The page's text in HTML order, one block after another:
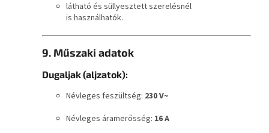
látható és süllyesztett szerelésnél
is használhatók.
9. Műszaki adatok
Dugaljak (aljzatok):
Névleges feszültség: 230 V~
Névleges áramerősség: 16 A